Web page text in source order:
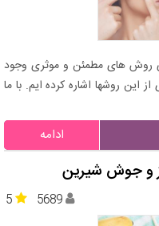
روش های مطمئن و موثری وجود
این روشها اشاره کرده ایم. با ما
ادامه
جوش شیرین
5 5689